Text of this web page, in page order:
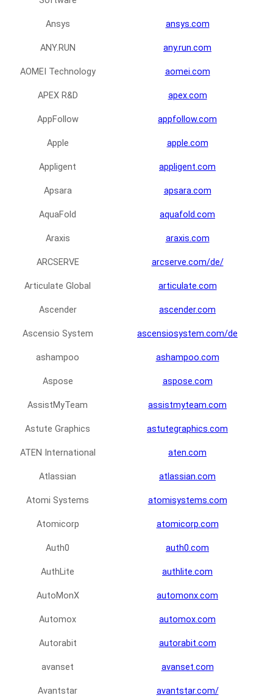
Ansys ansys.com
ANY.RUN any.run.com
AOMEI Technology aomei.com
APEX R&D apex.com
AppFollow appfollow.com
Apple apple.com
Appligent appligent.com
Apsara apsara.com
AquaFold aquafold.com
Araxis araxis.com
ARCSERVE arcserve.com/de/
Articulate Global articulate.com
Ascender ascender.com
Ascensio System ascensiosystem.com/de
ashampoo ashampoo.com
Aspose aspose.com
AssistMyTeam assistmyteam.com
Astute Graphics astutegraphics.com
ATEN International aten.com
Atlassian atlassian.com
Atomi Systems atomisystems.com
Atomicorp atomicorp.com
Auth0 auth0.com
AuthLite authlite.com
AutoMonX automonx.com
Automox automox.com
Autorabit autorabit.com
avanset avanset.com
Avantstar avantstar.com/